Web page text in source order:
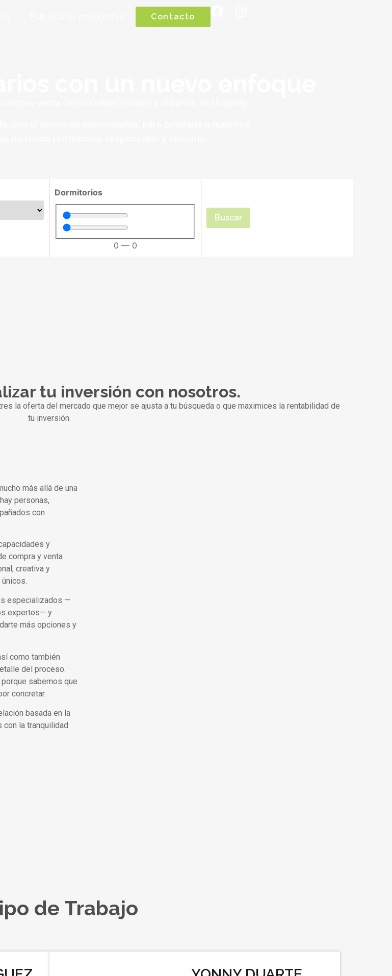
Contacto
Dormitorios
0 — 0
Buscar
tu inversión con nosotros.
la oferta del mercado que mejor se ajusta a tu búsqueda o que maximices la rentabilidad de
tu inversión.
más allá de una
personas,
con
y
compra y venta
creativa y
especializados —
expertos— y
más opciones y
como también
del proceso.
sabemos que
concretar.
basada en la
la tranquilidad
de Trabajo